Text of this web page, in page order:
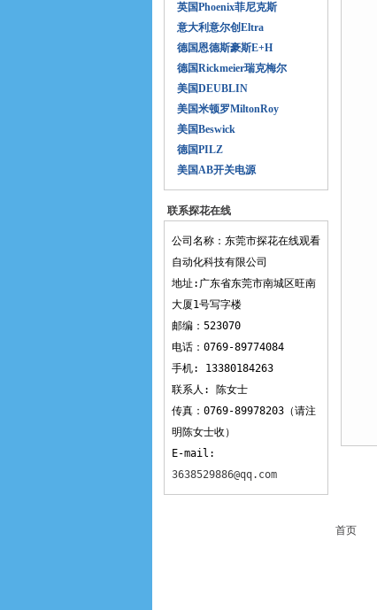
英国Phoenix菲尼克斯
意大利意尔创Eltra
德国恩德斯豪斯E+H
德国Rickmeier瑞克梅尔
美国DEUBLIN
美国米顿罗MiltonRoy
美国Beswick
德国PILZ
美国AB开关电源
联系探花在线
观看
公司名称：东莞市探花在线观看
自动化科技有限公司
地址:广东省东莞市南城区旺南
大厦1号写字楼
邮编：523070
电话：0769-89774084
手机: 13380184263
联系人: 陈女士
传真：0769-89978203（请注
明陈女士收）
E-mail:
3638529886@qq.com
首页